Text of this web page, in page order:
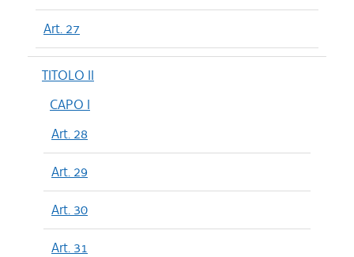
Art. 27
TITOLO II
CAPO I
Art. 28
Art. 29
Art. 30
Art. 31